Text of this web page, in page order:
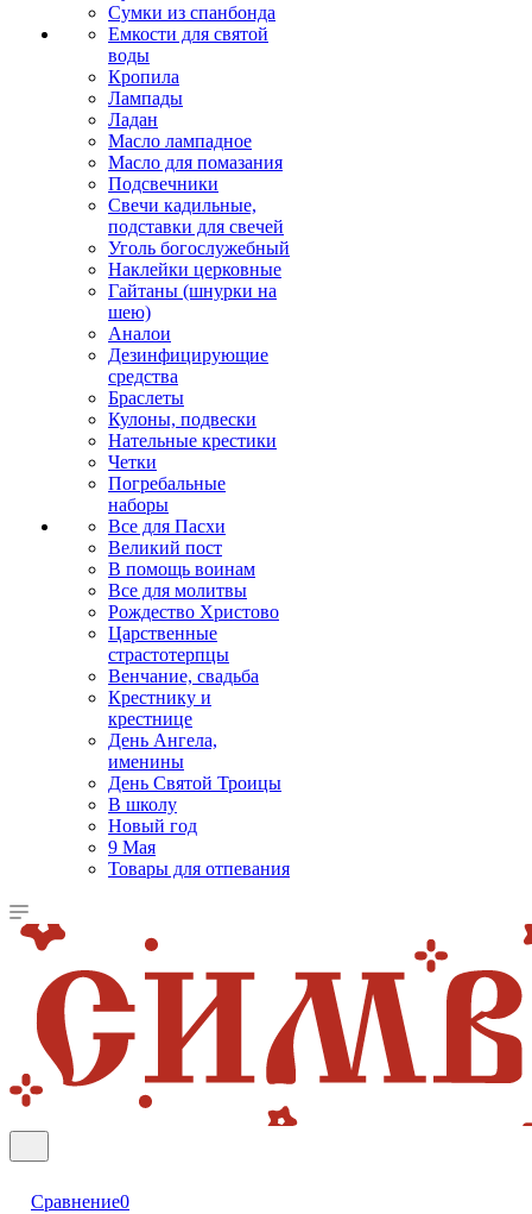
Сумки из спанбонда
Емкости для святой
воды
Кропила
Лампады
Ладан
Масло лампадное
Масло для помазания
Подсвечники
Свечи кадильные,
подставки для свечей
Уголь богослужебный
Наклейки церковные
Гайтаны (шнурки на
шею)
Аналои
Дезинфицирующие
средства
Браслеты
Кулоны, подвески
Нательные крестики
Четки
Погребальные
наборы
Все для Пасхи
Великий пост
В помощь воинам
Все для молитвы
Рождество Христово
Царственные
страстотерпцы
Венчание, свадьба
Крестнику и
крестнице
День Ангела,
именины
День Святой Троицы
В школу
Новый год
9 Мая
Товары для отпевания
Сравнение0